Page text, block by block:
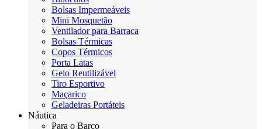
Bolsas Impermeáveis
Mini Mosquetão
Ventilador para Barraca
Bolsas Térmicas
Copos Térmicos
Porta Latas
Gelo Reutilizável
Tiro Esportivo
Maçarico
Geladeiras Portáteis
Náutica
Para o Barco